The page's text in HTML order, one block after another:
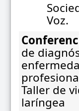
Voz.
de
Taller de
laríngea